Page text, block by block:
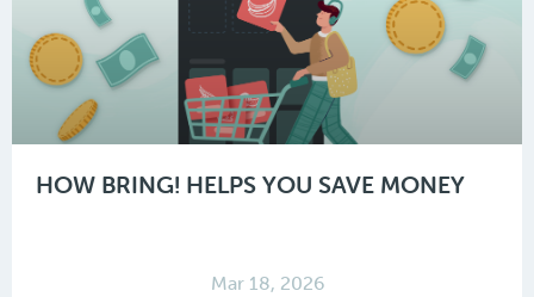
HOW BRING! HELPS YOU SAVE MONEY
Mar 18, 2026